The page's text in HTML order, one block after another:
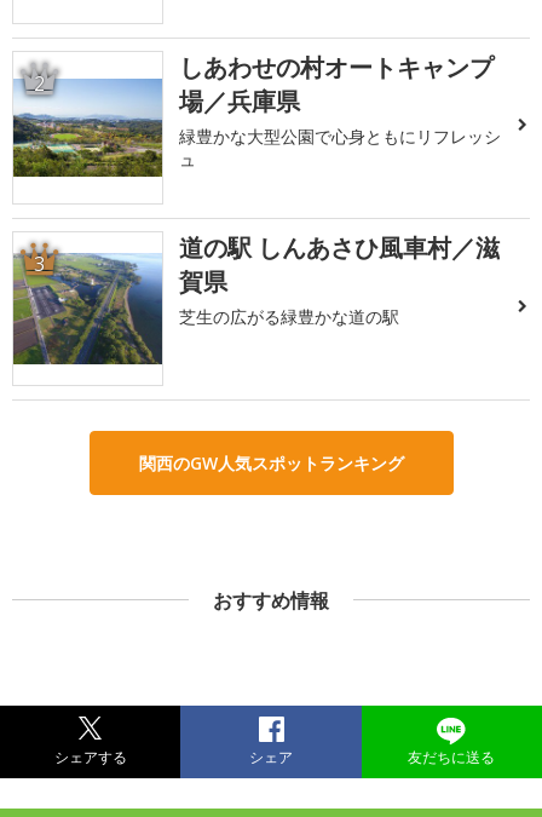
2
しあわせの村オートキャンプ
場／兵庫県
緑豊かな大型公園で心身ともにリフレッシ
ュ
3
道の駅 しんあさひ風車村／滋
賀県
芝生の広がる緑豊かな道の駅
関西のGW人気スポットランキング
おすすめ情報
シェアする シェア 友だちに送る